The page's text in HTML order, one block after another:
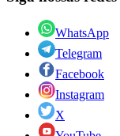
WhatsApp
Telegram
Facebook
Instagram
X